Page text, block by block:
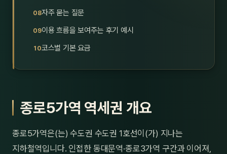
울산
24
자주 묻는 질문
이용 흐름을 보여주는 후기 예시
코스별 기본 요금
종로5가역 역세권 개요
종로5가역은(는) 수도권 수도권 1호선이(가) 지나는
지하철역입니다. 인접한 동대문역·종로3가역 구간과 이어져,